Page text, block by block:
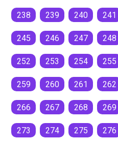
238 239 240 241
245 246 247 248
252 253 254 255
259 260 261 262
266 267 268 269
273 274 275 276